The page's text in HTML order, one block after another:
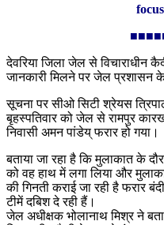
देवरिया जिला जेल से विचाराधीन
जानकारी मिलने पर जेल प्रशासन
सूचना पर सीओ सिटी श्रेयस
बृहस्पतिवार को जेल से रामपुर
निवासी अमन पांडेय् फरार हो गया।
बताया जा रहा है कि मुलाकात के
को वह हाथ में लगा लिया और
की गिनती कराई जा रही है फरार
टीमें दबिश दे रही हैं।
जेल अधीक्षक भोलानाथ मिश्र ने